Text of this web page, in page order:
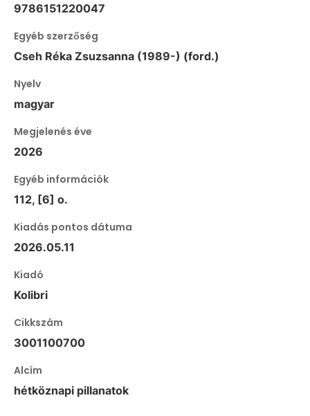
9786151220047
Egyéb szerzőség
Cseh Réka Zsuzsanna (1989-) (ford.)
Nyelv
magyar
Megjelenés éve
2026
Egyéb információk
112, [6] o.
Kiadás pontos dátuma
2026.05.11
Kiadó
Kolibri
Cikkszám
3001100700
Alcím
hétköznapi pillanatok